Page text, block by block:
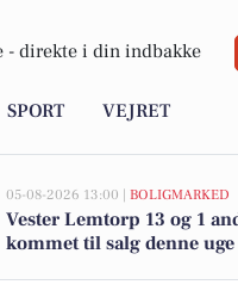
- direkte i din indbakke
SPORT VEJRET
05-08-2026 13:00 | BOLIGMARKED
Vester Lemtorp 13 og 1
kommet til salg denne